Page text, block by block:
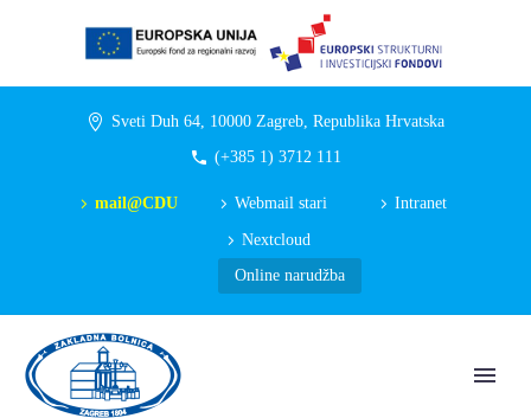
Sveti Duh 64, 10000 Zagreb, Republika Hrvatska
(+385 1) 3712 111
mail@CDU Webmail stari Intranet
Nextcloud
Online narudžba